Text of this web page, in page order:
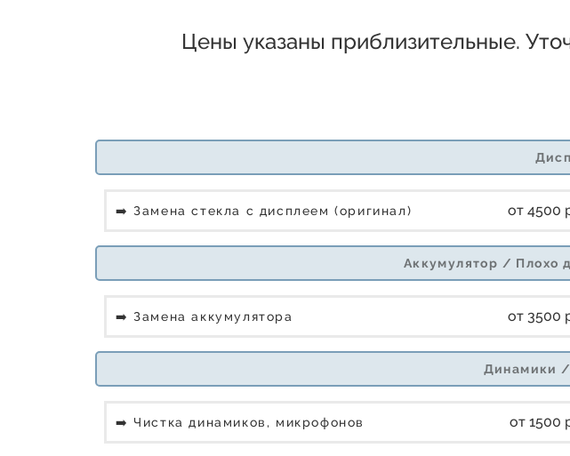
Цены указаны приблизительные.
➡️ Замена стекла с дисплеем (оригинал) от 4500
Аккумулятор / Плохо
➡️ Замена аккумулятора от 3500
Динамики
➡️ Чистка динамиков, микрофонов от 1500